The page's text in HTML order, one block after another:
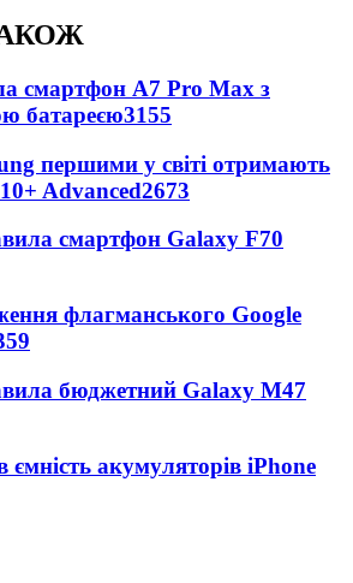
смартфон A7 Pro Max з
батареєю3155
першими у світі отримають
Advanced2673
смартфон Galaxy F70
флагманського Google
бюджетний Galaxy M47
ємність акумуляторів iPhone